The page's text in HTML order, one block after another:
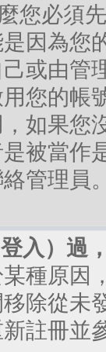
您必須
因為您
或由管
您的帳
如果您
被當作
管理員
入）過
種原因
除從未
註冊並